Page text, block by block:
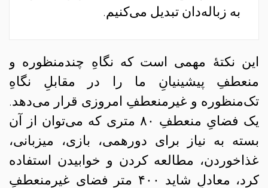
به زباله‌دان تبدیل می‌کنیم.
این نکتهٔ مهمی است که نگاهِ چندمنظوره و
منعطفِ پیشینیانِ ما را در مقابلِ نگاهِ
تک‌منظوره و غیرمنعطفِ امروزی قرار می‌دهد.
یک فضایِ منعطفِ ۸۰ متری که می‌توان از آن
بسته به نیاز برای دورهمی، بازی، میزبانی،
غذاخوردن، مطالعه کردن و خوابیدن استفاده
کرد، معادلِ شاید ۴۰۰ متر فضای غیرمنعطفِ